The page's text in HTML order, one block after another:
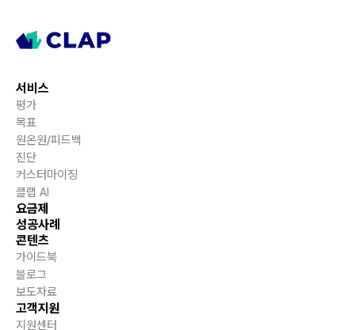
서비스
평가
목표
원온원/피드백
진단
커스터마이징
클랩 AI
요금제
성공사례
콘텐츠
가이드북
블로그
보도자료
고객지원
지원센터